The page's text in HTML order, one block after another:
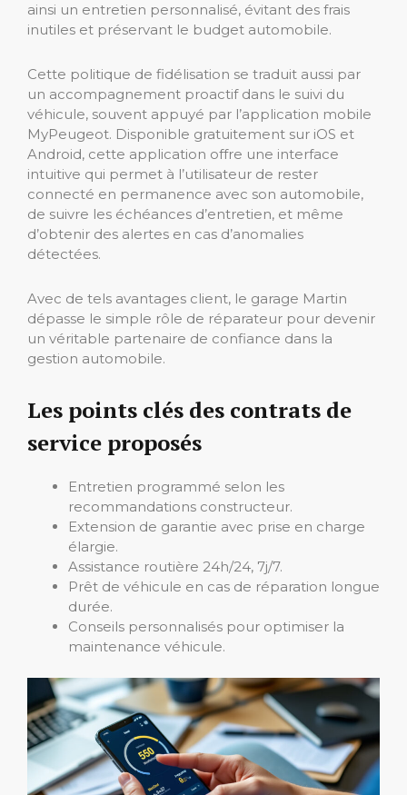
ainsi un entretien personnalisé, évitant des frais
inutiles et préservant le budget automobile.
Cette politique de fidélisation se traduit aussi par
un accompagnement proactif dans le suivi du
véhicule, souvent appuyé par l’application mobile
MyPeugeot. Disponible gratuitement sur iOS et
Android, cette application offre une interface
intuitive qui permet à l’utilisateur de rester
connecté en permanence avec son automobile,
de suivre les échéances d’entretien, et même
d’obtenir des alertes en cas d’anomalies
détectées.
Avec de tels avantages client, le garage Martin
dépasse le simple rôle de réparateur pour devenir
un véritable partenaire de confiance dans la
gestion automobile.
Les points clés des contrats de
service proposés
Entretien programmé selon les
recommandations constructeur.
Extension de garantie avec prise en charge
élargie.
Assistance routière 24h/24, 7j/7.
Prêt de véhicule en cas de réparation longue
durée.
Conseils personnalisés pour optimiser la
maintenance véhicule.